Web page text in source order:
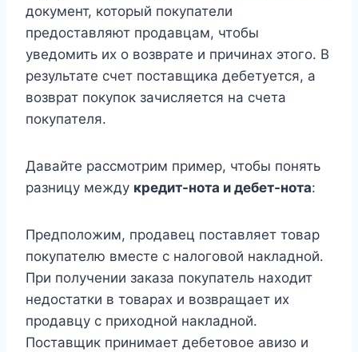
документ, который покупатели
предоставляют продавцам, чтобы
уведомить их о возврате и причинах этого. В
результате счет поставщика дебетуется, а
возврат покупок зачисляется на счета
покупателя.
Давайте рассмотрим пример, чтобы понять
разницу между кредит-нота и дебет-нота:
Предположим, продавец поставляет товар
покупателю вместе с налоговой накладной.
При получении заказа покупатель находит
недостатки в товарах и возвращает их
продавцу с приходной накладной.
Поставщик принимает дебетовое авизо и